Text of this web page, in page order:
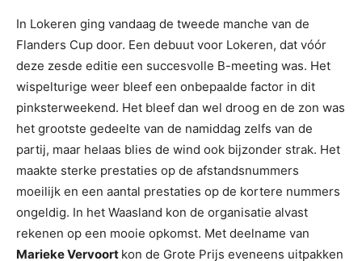
In Lokeren ging vandaag de tweede manche van de
Flanders Cup door. Een debuut voor Lokeren, dat vóór
deze zesde editie een succesvolle B-meeting was. Het
wispelturige weer bleef een onbepaalde factor in dit
pinksterweekend. Het bleef dan wel droog en de zon was
het grootste gedeelte van de namiddag zelfs van de
partij, maar helaas blies de wind ook bijzonder strak. Het
maakte sterke prestaties op de afstandsnummers
moeilijk en een aantal prestaties op de kortere nummers
ongeldig. In het Waasland kon de organisatie alvast
rekenen op een mooie opkomst. Met deelname van
Marieke Vervoort kon de Grote Prijs eveneens uitpakken